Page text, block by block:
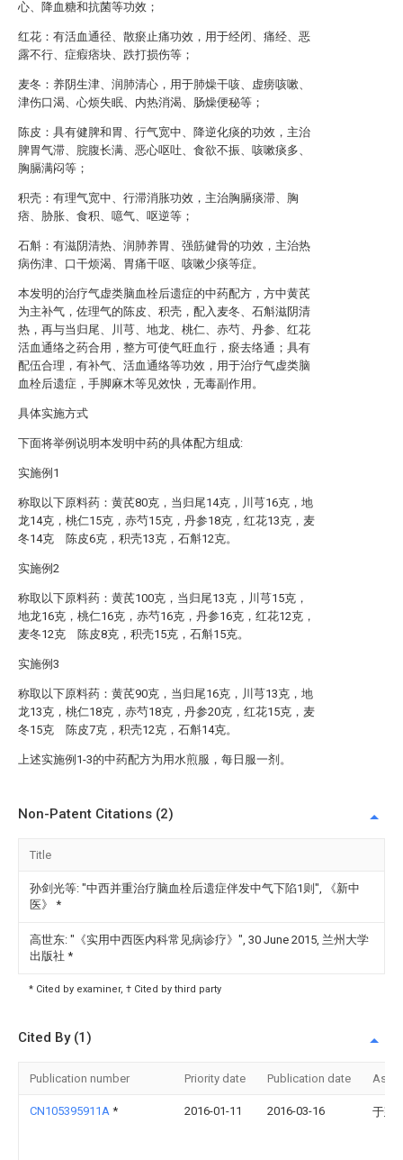
心、降血糖和抗菌等功效；
红花：有活血通径、散瘀止痛功效，用于经闭、痛经、恶
露不行、症瘕痞块、跌打损伤等；
麦冬：养阴生津、润肺清心，用于肺燥干咳、虚痨咳嗽、
津伤口渴、心烦失眠、内热消渴、肠燥便秘等；
陈皮：具有健脾和胃、行气宽中、降逆化痰的功效，主治
脾胃气滞、脘腹长满、恶心呕吐、食欲不振、咳嗽痰多、
胸膈满闷等；
积壳：有理气宽中、行滞消胀功效，主治胸膈痰滞、胸
痞、胁胀、食积、噫气、呕逆等；
石斛：有滋阴清热、润肺养胃、强筋健骨的功效，主治热
病伤津、口干烦渴、胃痛干呕、咳嗽少痰等症。
本发明的治疗气虚类脑血栓后遗症的中药配方，方中黄芪
为主补气，佐理气的陈皮、积壳，配入麦冬、石斛滋阴清
热，再与当归尾、川芎、地龙、桃仁、赤芍、丹参、红花
活血通络之药合用，整方可使气旺血行，瘀去络通；具有
配伍合理，有补气、活血通络等功效，用于治疗气虚类脑
血栓后遗症，手脚麻木等见效快，无毒副作用。
具体实施方式
下面将举例说明本发明中药的具体配方组成:
实施例1
称取以下原料药：黄芪80克，当归尾14克，川芎16克，地
龙14克，桃仁15克，赤芍15克，丹参18克，红花13克，麦
冬14克 陈皮6克，积壳13克，石斛12克。
实施例2
称取以下原料药：黄芪100克，当归尾13克，川芎15克，
地龙16克，桃仁16克，赤芍16克，丹参16克，红花12克，
麦冬12克 陈皮8克，积壳15克，石斛15克。
实施例3
称取以下原料药：黄芪90克，当归尾16克，川芎13克，地
龙13克，桃仁18克，赤芍18克，丹参20克，红花15克，麦
冬15克 陈皮7克，积壳12克，石斛14克。
上述实施例1-3的中药配方为用水煎服，每日服一剂。
Non-Patent Citations (2)
Title
孙剑光等: "中西并重治疗脑血栓后遗症伴发中气下陷1则", 《新中
医》 *
高世东: "《实用中西医内科常见病诊疗》", 30 June 2015, 兰州大学
出版社 *
* Cited by examiner, † Cited by third party
Cited By (1)
Publication number Priority date Publication date
CN105395911A * 2016-01-11 2016-03-16 于建